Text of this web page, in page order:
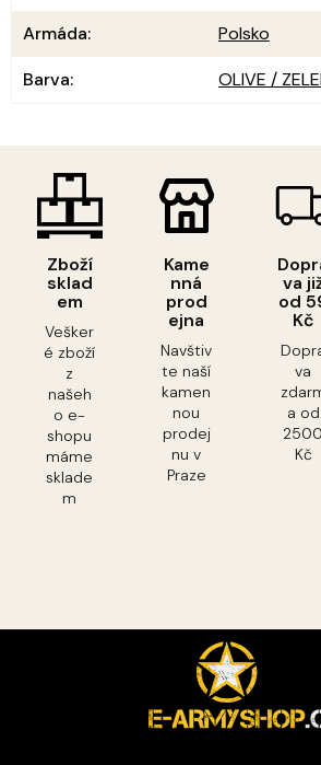
Zboží
sklad
em
Vešker
é zboží
z
našeh
o e-
shopu
máme
sklade
m
Kame
nná
prod
ejna
Navštiv
te naší
kamen
nou
prodej
nu v
Praze
va
od
Kč
va
a od
2500
Kč
Armáda:
Polsko
Barva: OLIVE /